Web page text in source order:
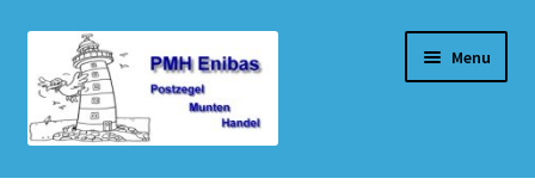
door
naar
navigatie
naar
de
inhoud
Menu
Home